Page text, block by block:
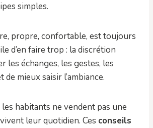
simples.
propre, confortable, est toujours
d’en faire trop : la discrétion
les échanges, les gestes, les
mieux saisir l’ambiance.
les habitants ne vendent pas une
leur quotidien. Ces conseils